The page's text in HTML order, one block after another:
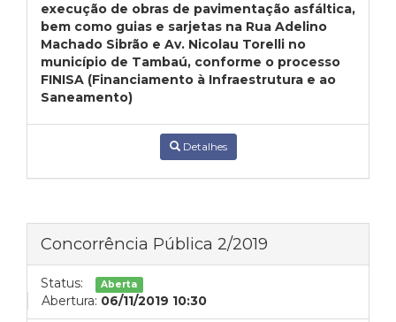
execução de obras de pavimentação asfáltica,
bem como guias e sarjetas na Rua Adelino
Machado Sibrão e Av. Nicolau Torelli no
município de Tambaú, conforme o processo
FINISA (Financiamento à Infraestrutura e ao
Saneamento)
Detalhes
Concorrência Pública 2/2019
Status: Aberta
Abertura: 06/11/2019 10:30